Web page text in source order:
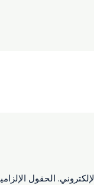
الحقول